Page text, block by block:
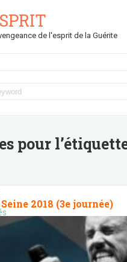
de l'esprit de la Guérite
pour
2018 (3e journée)